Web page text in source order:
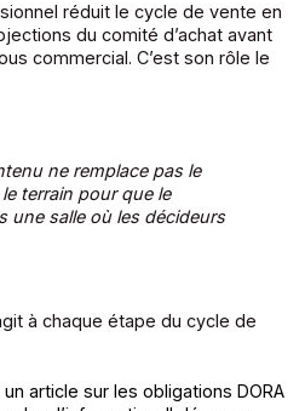
réduit le cycle de vente en
du comité d’achat avant
commercial. C’est son rôle le
ne remplace pas le
terrain pour que le
une salle où les décideurs
à chaque étape du cycle de
un article sur les obligations DORA